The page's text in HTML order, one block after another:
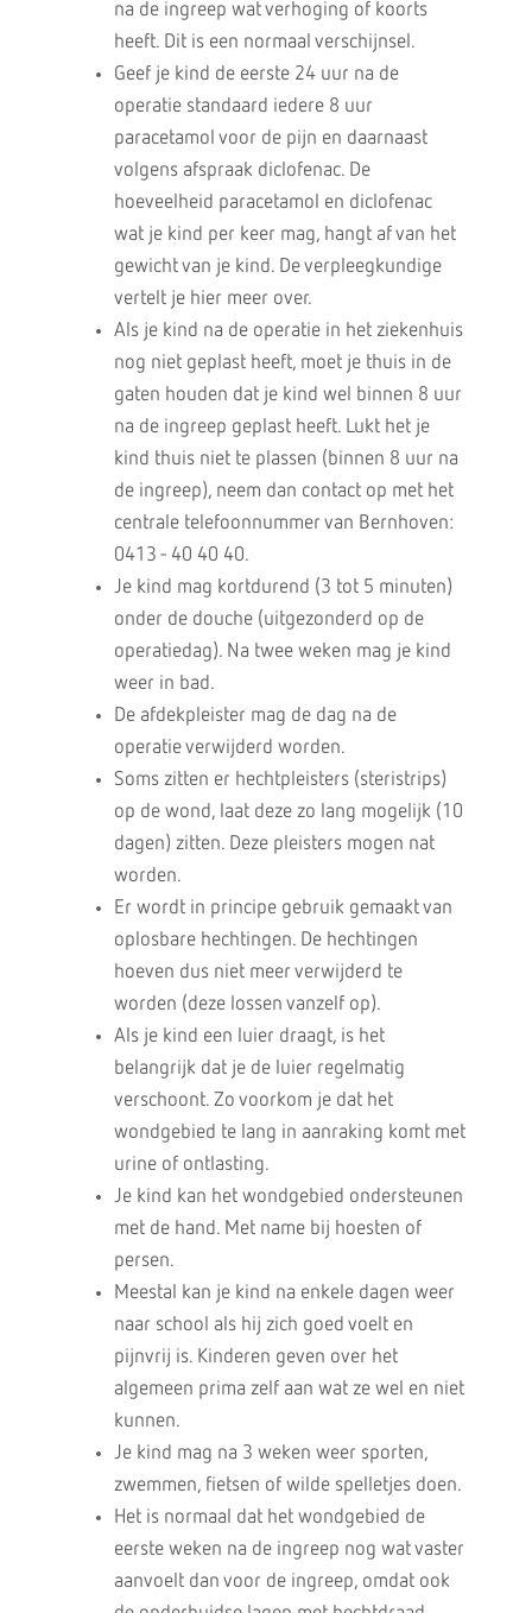
na de ingreep wat verhoging of koorts
heeft. Dit is een normaal verschijnsel.
Geef je kind de eerste 24 uur na de
operatie standaard iedere 8 uur
paracetamol voor de pijn en daarnaast
volgens afspraak diclofenac. De
hoeveelheid paracetamol en diclofenac
wat je kind per keer mag, hangt af van het
gewicht van je kind. De verpleegkundige
vertelt je hier meer over.
Als je kind na de operatie in het ziekenhuis
nog niet geplast heeft, moet je thuis in de
gaten houden dat je kind wel binnen 8 uur
na de ingreep geplast heeft. Lukt het je
kind thuis niet te plassen (binnen 8 uur na
de ingreep), neem dan contact op met het
centrale telefoonnummer van Bernhoven:
0413 - 40 40 40.
Je kind mag kortdurend (3 tot 5 minuten)
onder de douche (uitgezonderd op de
operatiedag). Na twee weken mag je kind
weer in bad.
De afdekpleister mag de dag na de
operatie verwijderd worden.
Soms zitten er hechtpleisters (steristrips)
op de wond, laat deze zo lang mogelijk (10
dagen) zitten. Deze pleisters mogen nat
worden.
Er wordt in principe gebruik gemaakt van
oplosbare hechtingen. De hechtingen
hoeven dus niet meer verwijderd te
worden (deze lossen vanzelf op).
Als je kind een luier draagt, is het
belangrijk dat je de luier regelmatig
verschoont. Zo voorkom je dat het
wondgebied te lang in aanraking komt met
urine of ontlasting.
Je kind kan het wondgebied ondersteunen
met de hand. Met name bij hoesten of
persen.
Meestal kan je kind na enkele dagen weer
naar school als hij zich goed voelt en
pijnvrij is. Kinderen geven over het
algemeen prima zelf aan wat ze wel en niet
kunnen.
Je kind mag na 3 weken weer sporten,
zwemmen, fietsen of wilde spelletjes doen.
Het is normaal dat het wondgebied de
eerste weken na de ingreep nog wat vaster
aanvoelt dan voor de ingreep, omdat ook